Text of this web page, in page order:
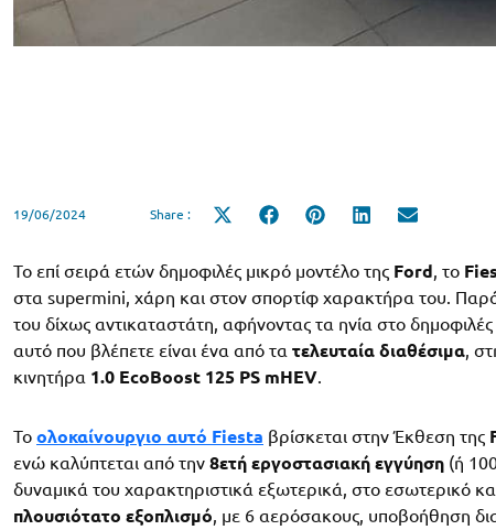
19/06/2024 Share :
Share
Share
Share
Share
Το επί σειρά ετών δημοφιλές μικρό μοντέλο της Ford, το
στα supermini, χάρη και στον σπορτίφ χαρακτήρα του.
του δίχως αντικαταστάτη, αφήνοντας τα ηνία στο
αυτό που βλέπετε είναι ένα από τα τελευταία διαθέσιμα,
κινητήρα 1.0 EcoBoost 125 PS mHEV.
Το ολοκαίνουργιο αυτό Fiesta βρίσκεται στην Έκθεση της
ενώ καλύπτεται από την 8ετή εργοστασιακή εγγύηση (ή
δυναμικά του χαρακτηριστικά εξωτερικά, στο εσωτερικό
πλουσιότατο εξοπλισμό, με 6 αερόσακους, υποβοήθηση